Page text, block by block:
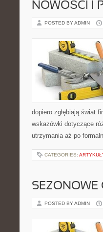
NOWOŚCI I
POSTED BY ADMIN
dopiero zgłębiają świat
wskazówki dotyczące
utrzymania aż po
CATEGORIES:
SEZONOWE
POSTED BY ADMIN